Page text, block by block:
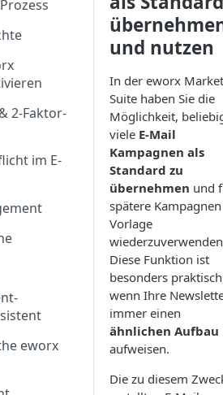
2-Faktor-
im E-
eworx
und nutzen
In der eworx
Suite haben Sie die
Möglichkeit,
viele E-Mail
Kampagnen als
Standard zu
übernehmen und
spätere
Vorlage
Diese Funktion ist
besonders
wenn Ihre
immer einen
ähnlichen Aufbau
aufweisen.
Die zu diesem